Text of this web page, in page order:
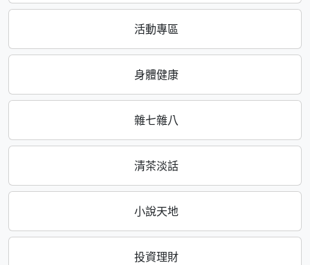
活動專區
身體健康
雜七雜八
清茶淡話
小說天地
投資理財